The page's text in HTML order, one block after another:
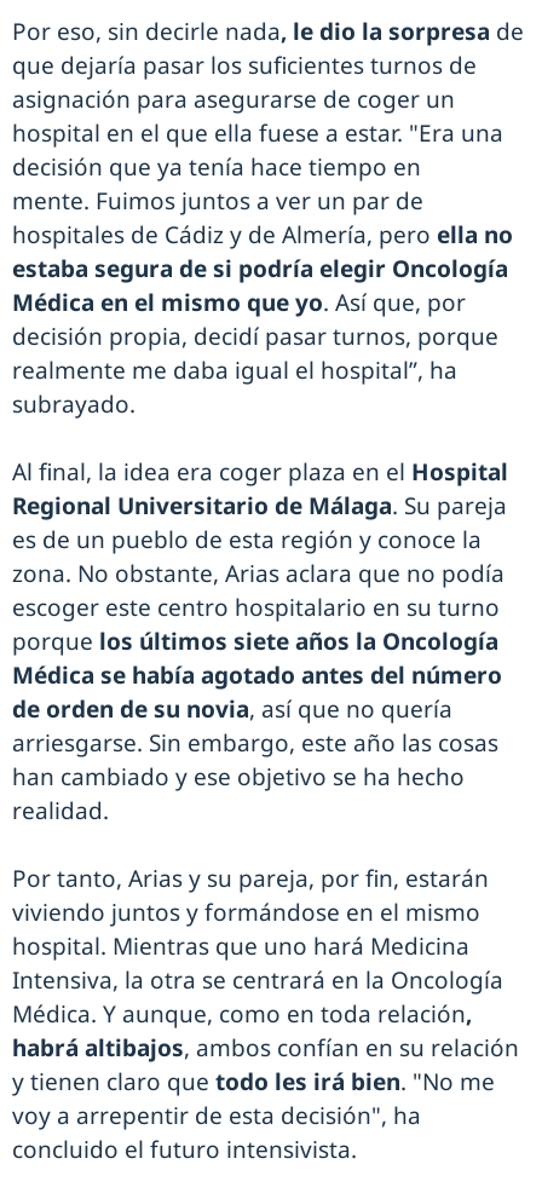
Por eso, sin decirle nada, le dio la sorpresa de
que dejaría pasar los suficientes turnos de
asignación para asegurarse de coger un
hospital en el que ella fuese a estar. "Era una
decisión que ya tenía hace tiempo en
mente. Fuimos juntos a ver un par de
hospitales de Cádiz y de Almería, pero ella no
estaba segura de si podría elegir Oncología
Médica en el mismo que yo. Así que, por
decisión propia, decidí pasar turnos, porque
realmente me daba igual el hospital”, ha
subrayado.
Al final, la idea era coger plaza en el Hospital
Regional Universitario de Málaga. Su pareja
es de un pueblo de esta región y conoce la
zona. No obstante, Arias aclara que no podía
escoger este centro hospitalario en su turno
porque los últimos siete años la Oncología
Médica se había agotado antes del número
de orden de su novia, así que no quería
arriesgarse. Sin embargo, este año las cosas
han cambiado y ese objetivo se ha hecho
realidad.
Por tanto, Arias y su pareja, por fin, estarán
viviendo juntos y formándose en el mismo
hospital. Mientras que uno hará Medicina
Intensiva, la otra se centrará en la Oncología
Médica. Y aunque, como en toda relación,
habrá altibajos, ambos confían en su relación
y tienen claro que todo les irá bien. "No me
voy a arrepentir de esta decisión", ha
concluido el futuro intensivista.